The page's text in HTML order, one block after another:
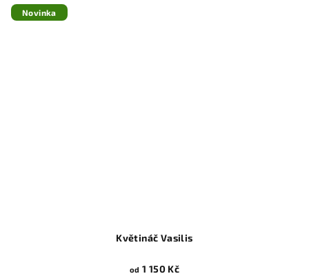
Novinka
Květináč Vasilis
od 1 150 Kč